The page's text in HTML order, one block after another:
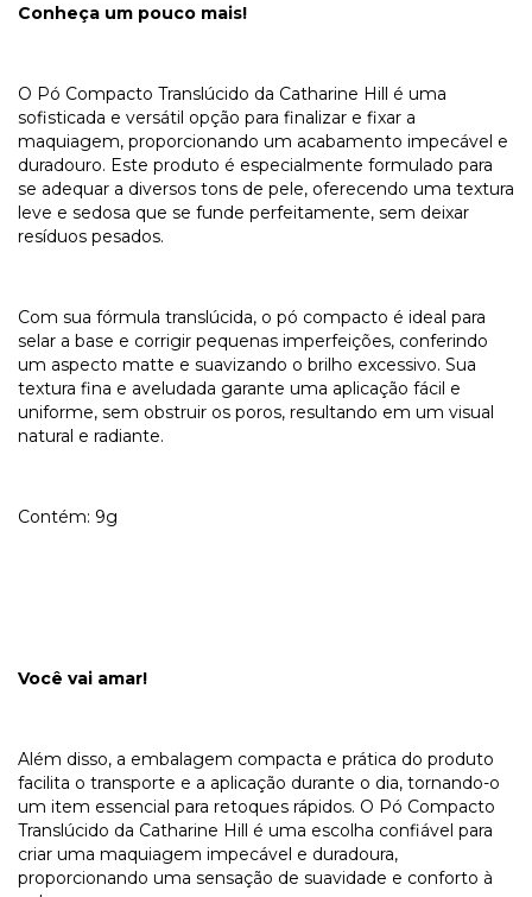
Conheça um pouco mais!
O Pó Compacto Translúcido da Catharine Hill é uma
sofisticada e versátil opção para finalizar e fixar a
maquiagem, proporcionando um acabamento impecável e
duradouro. Este produto é especialmente formulado para
se adequar a diversos tons de pele, oferecendo uma textura
leve e sedosa que se funde perfeitamente, sem deixar
resíduos pesados.
Com sua fórmula translúcida, o pó compacto é ideal para
selar a base e corrigir pequenas imperfeições, conferindo
um aspecto matte e suavizando o brilho excessivo. Sua
textura fina e aveludada garante uma aplicação fácil e
uniforme, sem obstruir os poros, resultando em um visual
natural e radiante.
Contém: 9g
Você vai amar!
Além disso, a embalagem compacta e prática do produto
facilita o transporte e a aplicação durante o dia, tornando-o
um item essencial para retoques rápidos. O Pó Compacto
Translúcido da Catharine Hill é uma escolha confiável para
criar uma maquiagem impecável e duradoura,
proporcionando uma sensação de suavidade e conforto à